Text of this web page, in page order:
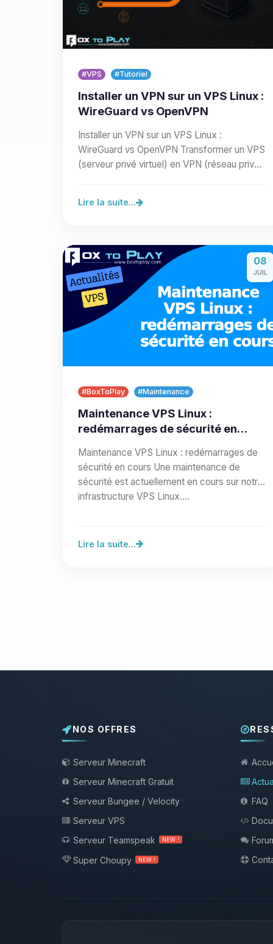
#VPS #Tutoriel
Installer un VPN sur un VPS Linux :
WireGuard vs OpenVPN
Installer un VPN sur un VPS Linux :
WireGuard vs OpenVPN Transformer un VPS
(serveur privé virtuel) en VPN (réseau privé
Lire la suite...
08
JUIL
#BoxToPlay #Maintenance
Maintenance VPS Linux :
redémarrages de sécurité en
Maintenance VPS Linux : redémarrages de
sécurité en cours Une maintenance de
sécurité est actuellement en cours sur notre
infrastructure VPS Linux.…
Lire la suite...
NOS OFFRES
Serveur Minecraft
Serveur Minecraft Gratuit
Serveur Bungee / Velocity
Serveur VPS
Serveur Teamspeak
NEW !
Super Choupy NEW !
FAQ